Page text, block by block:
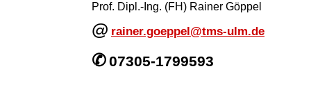
Prof. Dipl.-Ing. (FH) Rainer Göppel
@ rainer.goeppel@tms-ulm.de
✆07305-1799593